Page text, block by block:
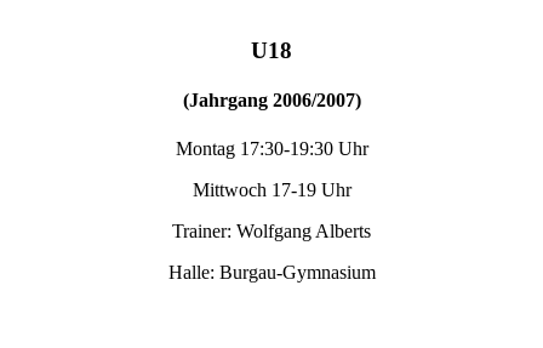
U18
(Jahrgang 2006/2007)
Montag 17:30-19:30 Uhr
Mittwoch 17-19 Uhr
Trainer: Wolfgang Alberts
Halle: Burgau-Gymnasium